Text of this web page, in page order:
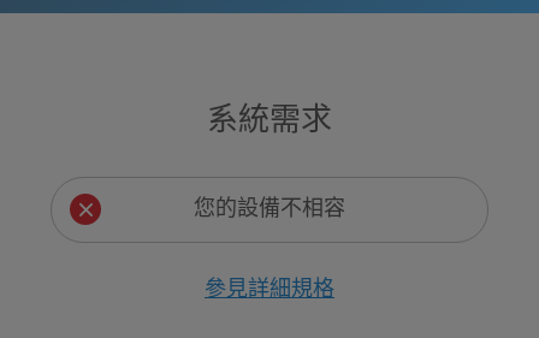
系統需求
您的設備不相容
參見詳細規格